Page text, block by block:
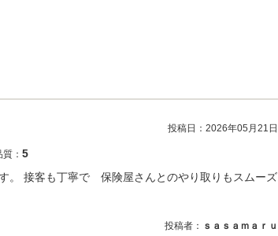
投稿日： 2026年05月21日
質： 5
。 接客も丁寧で 保険屋さんとのやり取りもスムーズ
投稿者： ｓａｓａｍａｒｕ